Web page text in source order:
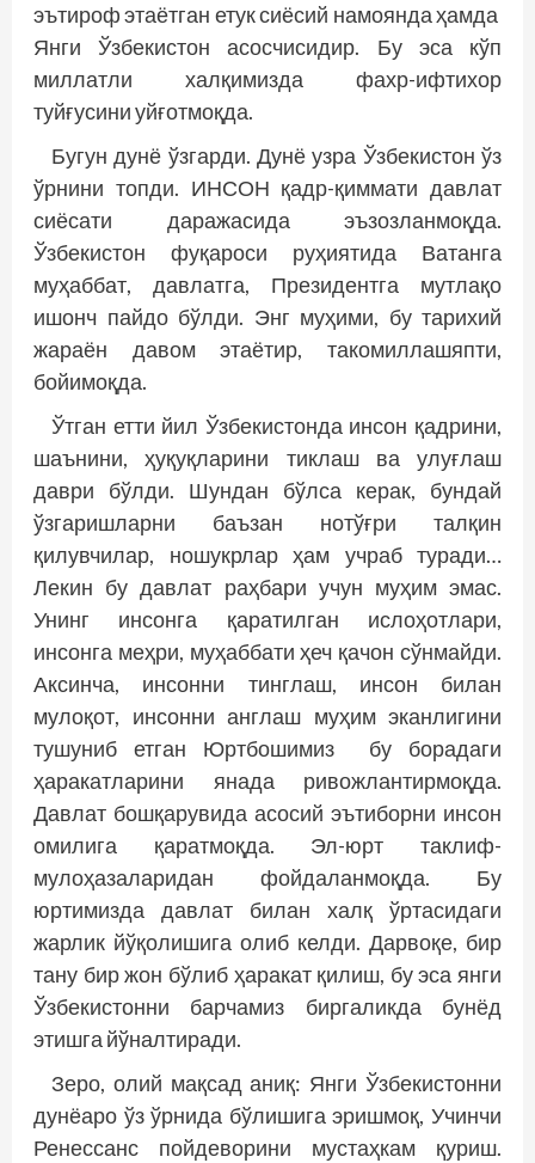
эътироф этаётган етук сиё­сий намоянда ҳамда
Янги Ўзбекистон асосчисидир. Бу эса кўп
миллатли халқимизда фахр-ифтихор
туйғусини уйғотмоқда.
Бугун дунё ўзгарди. Дунё узра Ўзбекистон ўз
ўрнини топ­­ди. ИНСОН қадр-қиммати давлат
сиёсати даражасида эъзоз­ланмоқда.
Ўзбекистон фуқароси руҳиятида Ватанга
муҳаббат, давлатга, Президентга мутлақо
ишонч пайдо бўлди. Энг муҳими, бу тарихий
жараён давом этаётир, такомиллашяпти,
бойимоқда.
Ўтган етти йил Ўзбекистонда инсон қадрини,
шаънини, ҳуқуқларини тиклаш ва улуғлаш
даври бўлди. Шундан бўлса керак, бундай
ўзгаришларни баъзан нотўғри талқин
қилувчилар, ношукрлар ҳам учраб туради…
Лекин бу давлат раҳбари учун муҳим эмас.
Унинг инсонга қаратилган ислоҳотлари,
инсонга меҳри, муҳаббати ҳеч қачон сўнмайди.
Аксинча, инсонни тинглаш, инсон билан
мулоқот, инсонни англаш муҳим эканлигини
тушуниб етган Юртбошимиз бу борадаги
ҳаракатларини янада ривожлантирмоқда.
Давлат бошқарувида асосий эътиборни инсон
омилига қаратмоқда. Эл-юрт таклиф-
мулоҳазаларидан фойдаланмоқда. Бу
юртимизда давлат билан халқ ўртасидаги
жарлик йўқолишига олиб келди. Дарвоқе, бир
тану бир жон бўлиб ҳаракат қилиш, бу эса янги
Ўзбекистонни барчамиз биргаликда бунёд
этишга йўналтиради.
Зеро, олий мақсад аниқ: Янги Ўзбекистонни
дунёаро ўз ўрнида бўлишига эришмоқ, Учинчи
Ренессанс пойдеворини мустаҳкам қуриш.